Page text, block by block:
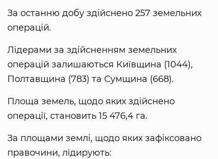
За останню добу здійснено 257 земельних
операцій.
Лідерами за здійсненням земельних
операцій залишаються Київщина (1044),
Полтавщина (783) та Сумщина (668).
Площа земель, щодо яких здійснено
операції, становить 15 476,4 га.
За площами землі, щодо яких зафіксовано
правочини, лідирують: